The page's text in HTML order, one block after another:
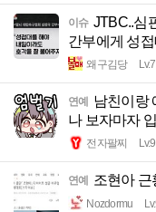
이슈 JTBC..심
간부에게 성
왜구김당
연예 남친이랑
나 보자마자
전자팔찌
연예 조현아 근
Nozdormu